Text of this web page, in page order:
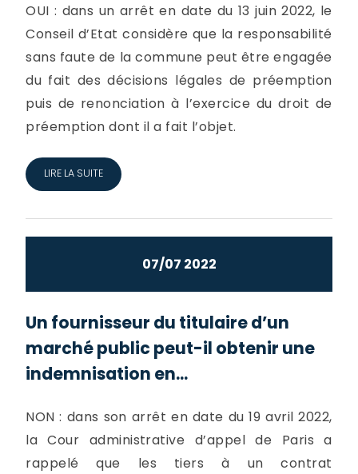
OUI : dans un arrêt en date du 13 juin 2022, le
Conseil d’Etat considère que la responsabilité
sans faute de la commune peut être engagée
du fait des décisions légales de préemption
puis de renonciation à l’exercice du droit de
préemption dont il a fait l’objet.
LIRE LA SUITE
07/07 2022
Un fournisseur du titulaire d’un
marché public peut-il obtenir une
indemnisation en...
NON : dans son arrêt en date du 19 avril 2022,
la Cour administrative d’appel de Paris a
rappelé que les tiers à un contrat